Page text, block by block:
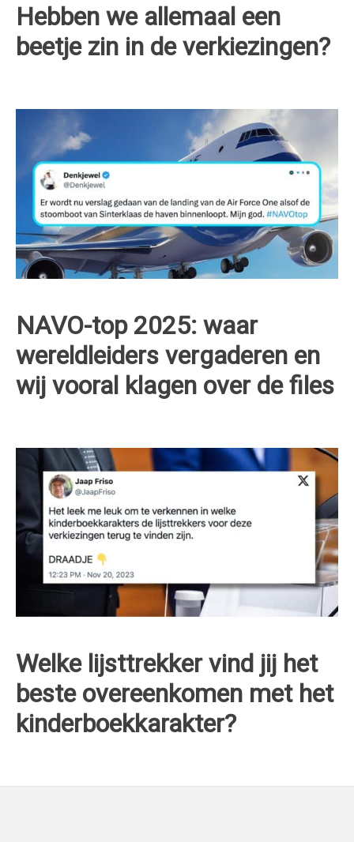
Hebben we allemaal een
beetje zin in de verkiezingen?
NAVO-top 2025: waar
wereldleiders vergaderen en
wij vooral klagen over de files
Welke lijsttrekker vind jij het
beste overeenkomen met het
kinderboekkarakter?